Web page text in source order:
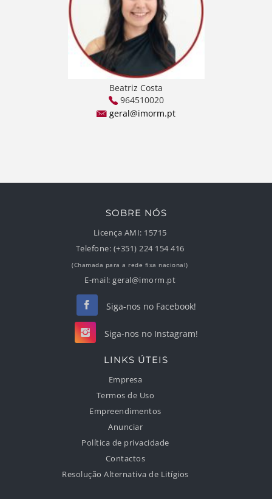
Beatriz Costa
964510020
geral@imorm.pt
SOBRE NÓS
Licença AMI: 15715
Telefone: (+351) 224 154 416
(Chamada para a rede fixa nacional)
E-mail: geral@imorm.pt
Siga-nos no Facebook!
Siga-nos no Instagram!
LINKS ÚTEIS
Empresa
Termos de Uso
Empreendimentos
Anunciar
Política de privacidade
Contactos
Resolução Alternativa de Litígios